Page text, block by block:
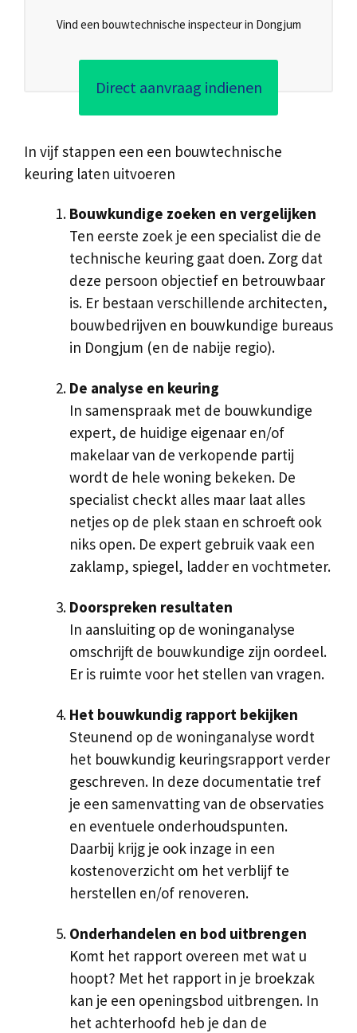
Vind een bouwtechnische inspecteur in Dongjum
Direct aanvraag indienen
In vijf stappen een een bouwtechnische
keuring laten uitvoeren
Bouwkundige zoeken en vergelijken
Ten eerste zoek je een specialist die de
technische keuring gaat doen. Zorg dat
deze persoon objectief en betrouwbaar
is. Er bestaan verschillende architecten,
bouwbedrijven en bouwkundige bureaus
in Dongjum (en de nabije regio).
De analyse en keuring
In samenspraak met de bouwkundige
expert, de huidige eigenaar en/of
makelaar van de verkopende partij
wordt de hele woning bekeken. De
specialist checkt alles maar laat alles
netjes op de plek staan en schroeft ook
niks open. De expert gebruik vaak een
zaklamp, spiegel, ladder en vochtmeter.
Doorspreken resultaten
In aansluiting op de woninganalyse
omschrijft de bouwkundige zijn oordeel.
Er is ruimte voor het stellen van vragen.
Het bouwkundig rapport bekijken
Steunend op de woninganalyse wordt
het bouwkundig keuringsrapport verder
geschreven. In deze documentatie tref
je een samenvatting van de observaties
en eventuele onderhoudspunten.
Daarbij krijg je ook inzage in een
kostenoverzicht om het verblijf te
herstellen en/of renoveren.
Onderhandelen en bod uitbrengen
Komt het rapport overeen met wat u
hoopt? Met het rapport in je broekzak
kan je een openingsbod uitbrengen. In
het achterhoofd heb je dan de